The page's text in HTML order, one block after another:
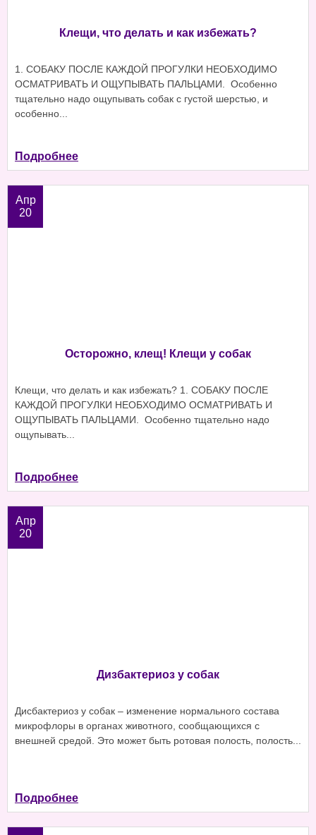
Клещи, что делать и как избежать?
1. СОБАКУ ПОСЛЕ КАЖДОЙ ПРОГУЛКИ НЕОБХОДИМО
ОСМАТРИВАТЬ И ОЩУПЫВАТЬ ПАЛЬЦАМИ. Особенно
тщательно надо ощупывать собак с густой шерстью, и
особенно...
Подробнее
Апр
20
Осторожно, клещ! Клещи у собак
Клещи, что делать и как избежать? 1. СОБАКУ ПОСЛЕ
КАЖДОЙ ПРОГУЛКИ НЕОБХОДИМО ОСМАТРИВАТЬ И
ОЩУПЫВАТЬ ПАЛЬЦАМИ. Особенно тщательно надо
ощупывать...
Подробнее
Апр
20
Дизбактериоз у собак
Дисбактериоз у собак – изменение нормального состава
микрофлоры в органах животного, сообщающихся с
внешней средой. Это может быть ротовая полость, полость...
Подробнее